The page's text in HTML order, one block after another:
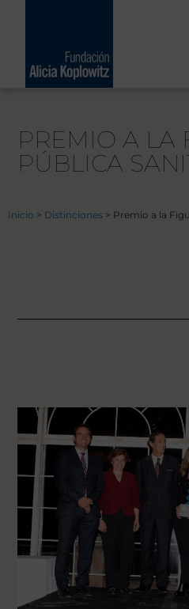
PREMIO A LA
PÚBLICA
Inicio > Distinciones > Premio a la